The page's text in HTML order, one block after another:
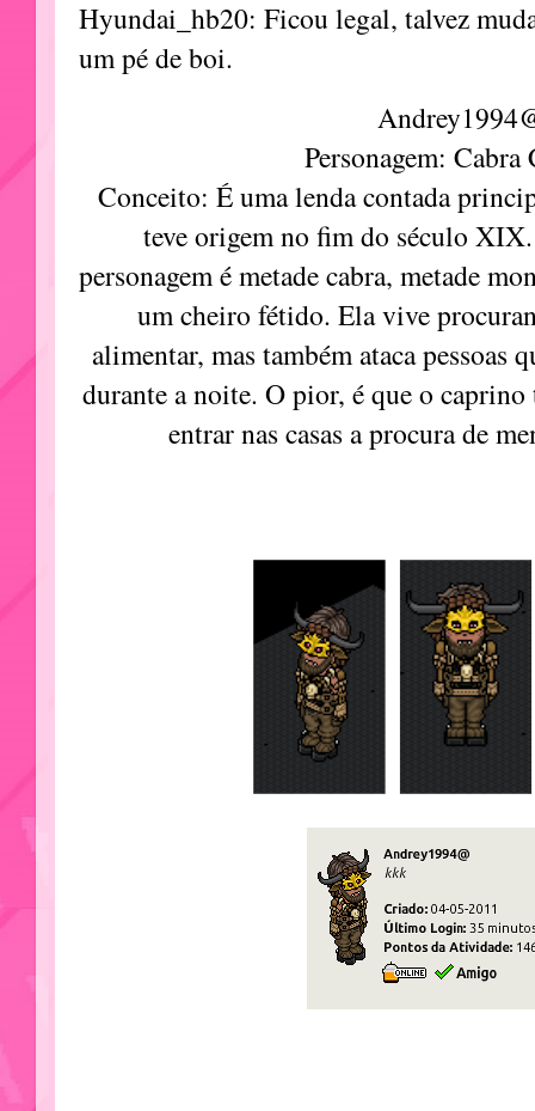
Hyundai_hb20: Ficou legal, talvez
um pé de boi.
Personagem:
Conceito: É uma lenda contada
teve origem no fim do século
personagem é metade cabra, metade
um cheiro fétido. Ela vive
alimentar, mas também ataca pessoas
durante a noite. O pior, é que o
entrar nas casas a procura de